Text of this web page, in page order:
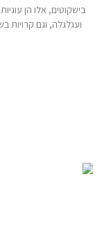
בישקוטים, אלו הן